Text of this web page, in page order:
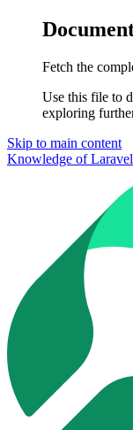
Fetch the
Use this file to
exploring
Skip to main content
Knowledge of Laravel